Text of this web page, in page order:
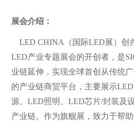
展会介绍：
LED CHINA（国际LED展）创
LED产业专题展会的开创者，是
业链延伸，实现全球首创从传统
的产业链商贸平台，主要展示
源、LED照明、LED芯片/封装及
产业链。作为旗舰展，致力于帮